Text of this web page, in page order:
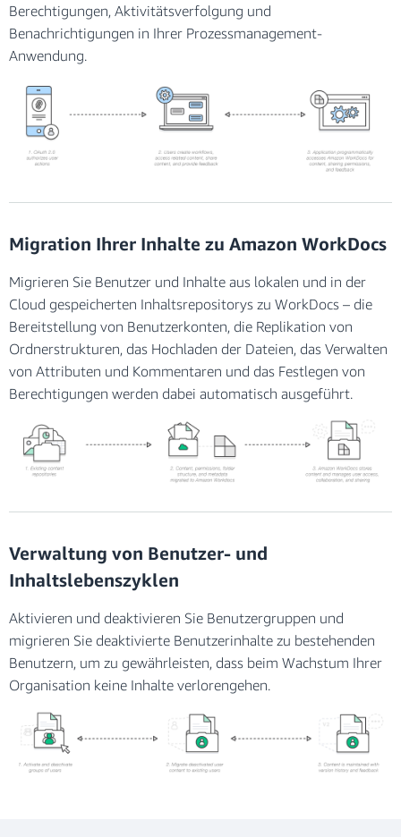
Berechtigungen, Aktivitätsverfolgung und
Benachrichtigungen in Ihrer Prozessmanagement-
Anwendung.
Migration Ihrer Inhalte zu Amazon WorkDocs
Migrieren Sie Benutzer und Inhalte aus lokalen und in der
Cloud gespeicherten Inhaltsrepositorys zu WorkDocs – die
Bereitstellung von Benutzerkonten, die Replikation von
Ordnerstrukturen, das Hochladen der Dateien, das Verwalten
von Attributen und Kommentaren und das Festlegen von
Berechtigungen werden dabei automatisch ausgeführt.
Verwaltung von Benutzer- und
Inhaltslebenszyklen
Aktivieren und deaktivieren Sie Benutzergruppen und
migrieren Sie deaktivierte Benutzerinhalte zu bestehenden
Benutzern, um zu gewährleisten, dass beim Wachstum Ihrer
Organisation keine Inhalte verlorengehen.